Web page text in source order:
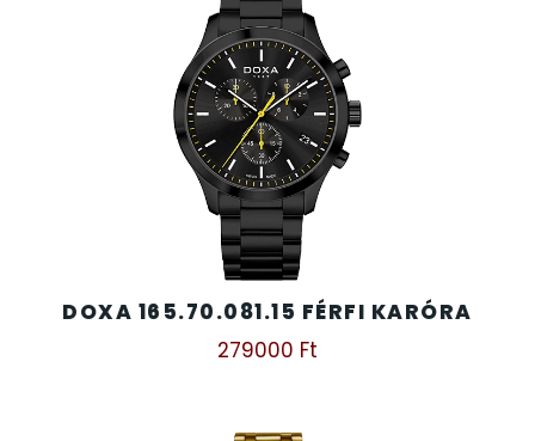
DOXA 165.70.081.15 FÉRFI KARÓRA
279000 Ft